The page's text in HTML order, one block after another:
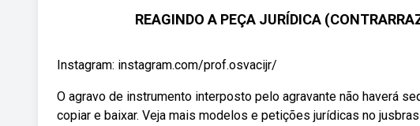
REAGINDO A PEÇA JURÍDICA
Instagram: instagram.com/prof.osvacijr/
O agravo de instrumento interposto pelo agravante não haverá
copiar e baixar. Veja mais modelos e petições jurídicas no